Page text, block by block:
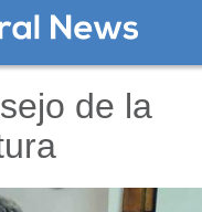
de la